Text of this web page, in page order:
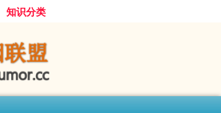
知识分类